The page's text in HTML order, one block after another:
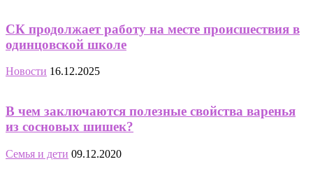
СК продолжает работу на месте происшествия в
одинцовской школе
Новости 16.12.2025
В чем заключаются полезные свойства варенья
из сосновых шишек?
Семья и дети 09.12.2020